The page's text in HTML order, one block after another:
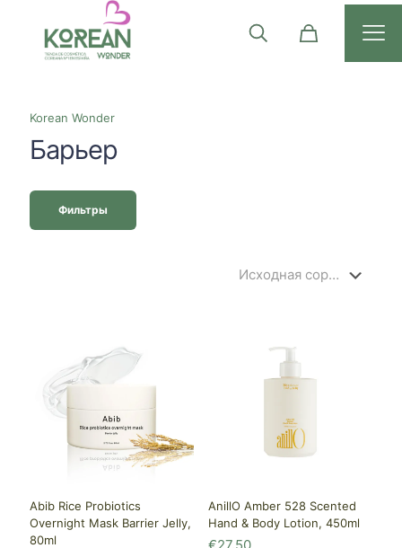
Korean Wonder
Барьер
Фильтры
Abib Rice Probiotics
Overnight Mask Barrier Jelly,
80ml
AnillO Amber 528 Scented
Hand & Body Lotion, 450ml